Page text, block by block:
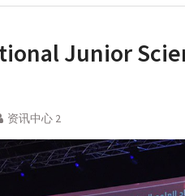
Junior
资讯中心 2